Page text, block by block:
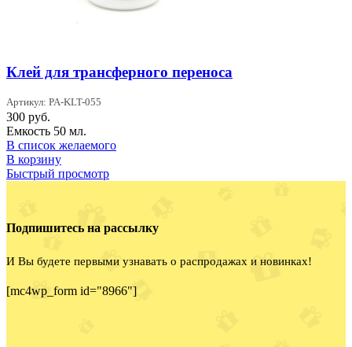
Клей для трансферного переноса
Артикул: PA-KLT-055
300 руб.
Емкость 50 мл.
В список желаемого
В корзину
Быстрый просмотр
Подпишитесь на рассылку
И Вы будете первыми узнавать о распродажах и новинках!
[mc4wp_form id="8966"]